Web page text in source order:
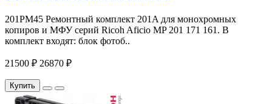
201PM45 Ремонтный комплект 201A для монохромных
копиров и МФУ серий Ricoh Aficio MP 201 171 161. В
комплект входят: блок фотоб..
21500 ₽ 26870 ₽
Купить